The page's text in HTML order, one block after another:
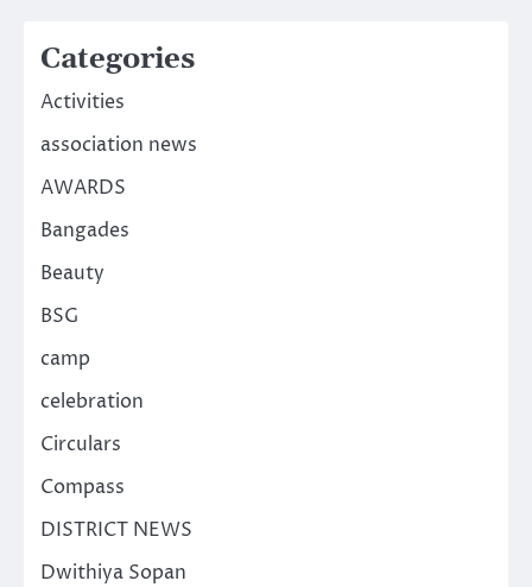
Categories
Activities
association news
AWARDS
Bangades
Beauty
BSG
camp
celebration
Circulars
Compass
DISTRICT NEWS
Dwithiya Sopan